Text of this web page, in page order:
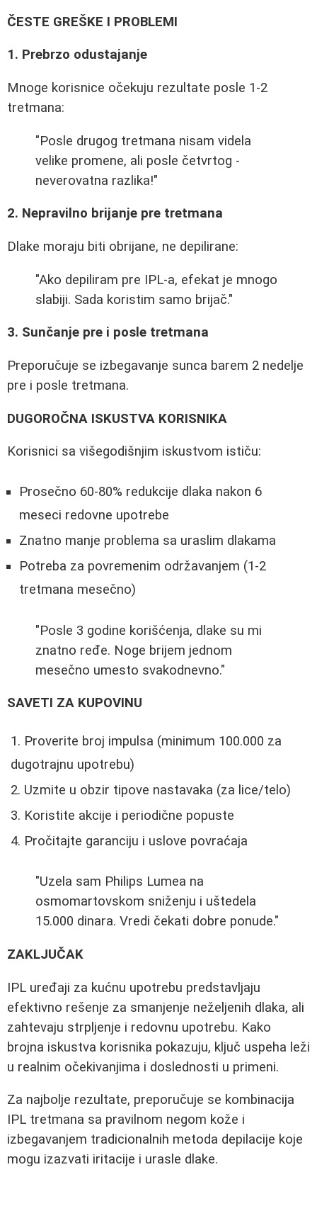
ČESTE GREŠKE I PROBLEMI
1. Prebrzo odustajanje
Mnoge korisnice očekuju rezultate posle 1-2
tretmana:
"Posle drugog tretmana nisam videla
velike promene, ali posle četvrtog -
neverovatna razlika!"
2. Nepravilno brijanje pre tretmana
Dlake moraju biti obrijane, ne depilirane:
"Ako depiliram pre IPL-a, efekat je mnogo
slabiji. Sada koristim samo brijač."
3. Sunčanje pre i posle tretmana
Preporučuje se izbegavanje sunca barem 2 nedelje
pre i posle tretmana.
DUGOROČNA ISKUSTVA KORISNIKA
Korisnici sa višegodišnjim iskustvom ističu:
Prosečno 60-80% redukcije dlaka nakon 6
meseci redovne upotrebe
Znatno manje problema sa uraslim dlakama
Potreba za povremenim održavanjem (1-2
tretmana mesečno)
"Posle 3 godine korišćenja, dlake su mi
znatno ređe. Noge brijem jednom
mesečno umesto svakodnevno."
SAVETI ZA KUPOVINU
Proverite broj impulsa (minimum 100.000 za
dugotrajnu upotrebu)
Uzmite u obzir tipove nastavaka (za lice/telo)
Koristite akcije i periodične popuste
Pročitajte garanciju i uslove povraćaja
"Uzela sam Philips Lumea na
osmomartovskom sniženju i uštedela
15.000 dinara. Vredi čekati dobre ponude."
ZAKLJUČAK
IPL uređaji za kućnu upotrebu predstavljaju
efektivno rešenje za smanjenje neželjenih dlaka, ali
zahtevaju strpljenje i redovnu upotrebu. Kako
brojna iskustva korisnika pokazuju, ključ uspeha leži
u realnim očekivanjima i doslednosti u primeni.
Za najbolje rezultate, preporučuje se kombinacija
IPL tretmana sa pravilnom negom kože i
izbegavanjem tradicionalnih metoda depilacije koje
mogu izazvati iritacije i urasle dlake.